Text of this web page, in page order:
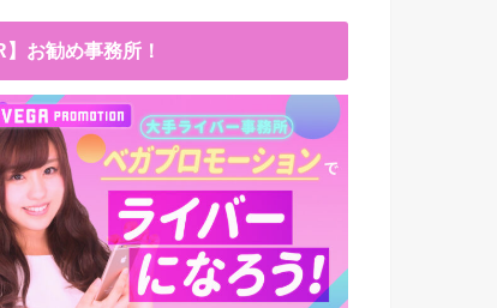
】お勧め事務所！